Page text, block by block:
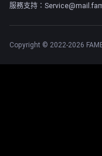
服務支持：
Copyright © 2022-2026